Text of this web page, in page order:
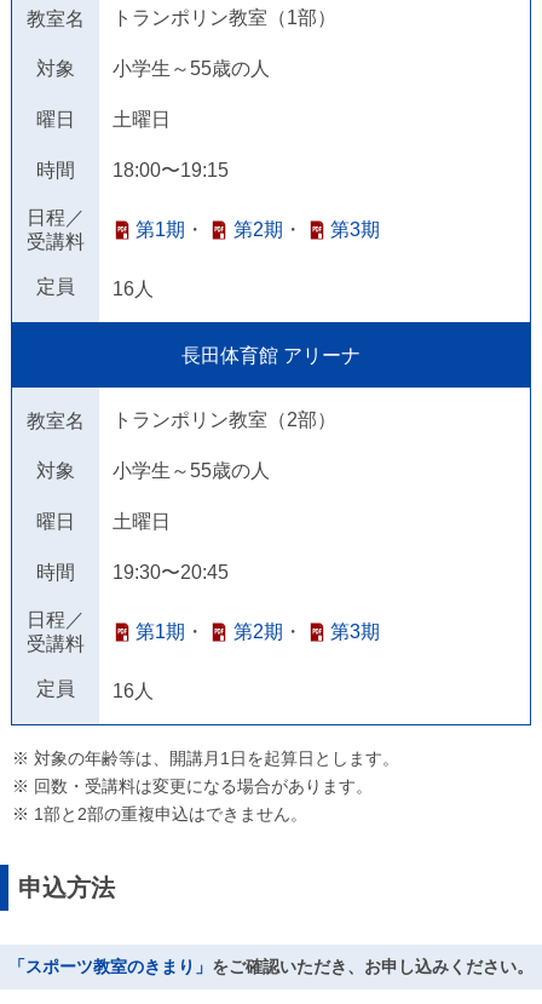
教室名 トランポリン教室（1部）
対象 小学生～55歳の人
曜日 土曜日
時間 18:00〜19:15
日程／
受講料
第1期 ・ 第2期 ・ 第3期
定員 16人
長田体育館 アリーナ
教室名 トランポリン教室（2部）
対象 小学生～55歳の人
曜日 土曜日
時間 19:30〜20:45
日程／
受講料
第1期 ・ 第2期 ・ 第3期
定員 16人
※ 対象の年齢等は、開講月1日を起算日とします。
※ 回数・受講料は変更になる場合があります。
※ 1部と2部の重複申込はできません。
申込方法
「スポーツ教室のきまり」 をご確認いただき、お申し込みください。